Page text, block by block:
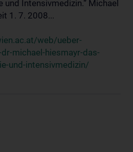
Intensivmedizin.“ Michael
1. 7. 2008...
web/ueber-
michael-hiesmayr-das-
und-intensivmedizin/